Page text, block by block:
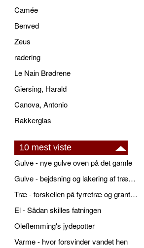
Camée
Benved
Zeus
radering
Le Nain Brødrene
Giersing, Harald
Canova, Antonio
Rakkerglas
10 mest viste
Gulve - nye gulve oven på det gamle
Gulve - bejdsning og lakering af trægulve
Træ - forskellen på fyrretræ og grantræ
El - Sådan skilles fatningen
Oleflemming's jydepotter
Varme - hvor forsvinder vandet hen